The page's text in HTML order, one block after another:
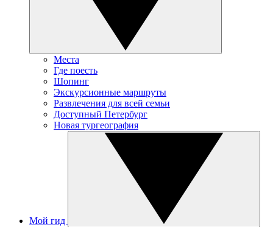
Места
Где поесть
Шопинг
Экскурсионные маршруты
Развлечения для всей семьи
Доступный Петербург
Новая тургеография
Мой гид